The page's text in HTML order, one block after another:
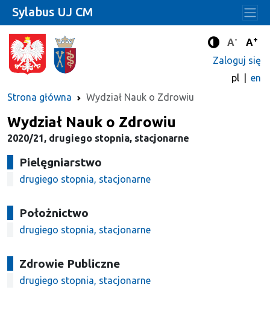
Tryb
A- A+
Zaloguj się
pl
en
Strona główna
Wydział Nauk o Zdrowiu
Sylabus UJ CM
Wydział Nauk o Zdrowiu
2020/21, drugiego stopnia, stacjonarne
Pielęgniarstwo
drugiego stopnia, stacjonarne
Położnictwo
drugiego stopnia, stacjonarne
Zdrowie Publiczne
drugiego stopnia, stacjonarne